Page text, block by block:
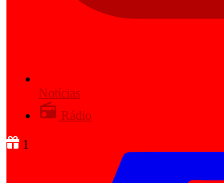
Notícias
Rádio
1